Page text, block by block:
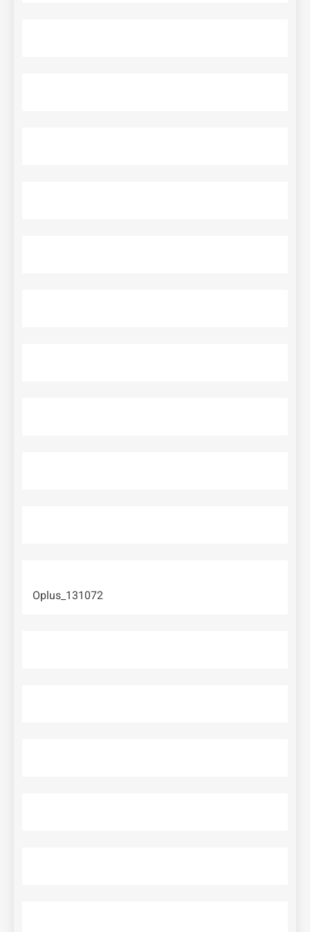
Oplus_131072